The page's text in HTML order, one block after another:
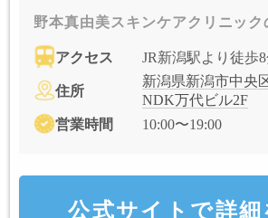
野本真由美スキンケアクリニック
アクセス JR新潟駅より徒歩
住所
新潟県新潟市中央
NDK万代ビル2F
営業時間
10:00〜19:00
公式サイトで詳細